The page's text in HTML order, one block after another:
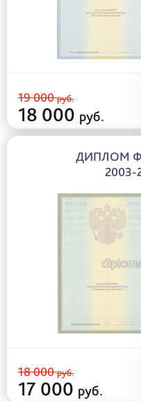
19 000руб.
18 000 руб.
ДИПЛОМ
18 000руб.
17 000 руб.